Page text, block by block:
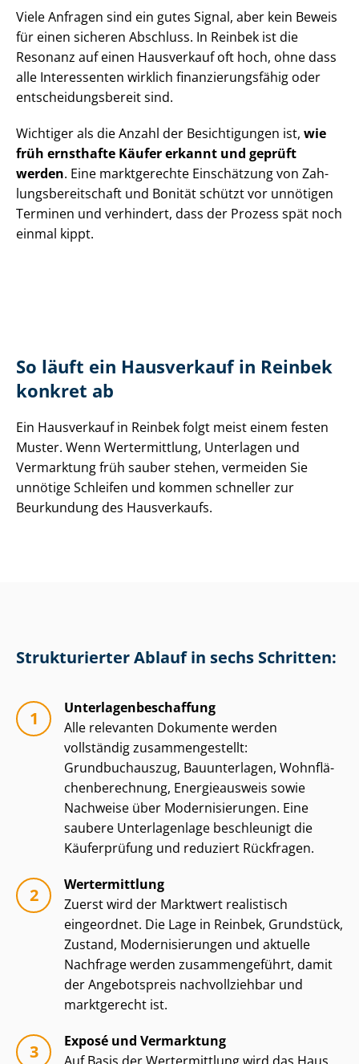
Viele Anfragen sind ein gutes Signal, aber kein Beweis
für einen sicheren Abschluss. In Reinbek ist die
Resonanz auf einen Hausverkauf oft hoch, ohne dass
alle Interessenten wirklich fi­nan­zie­rungs­fä­hig oder
ent­schei­dungs­be­reit sind.
Wichtiger als die Anzahl der Besichtigungen ist, wie
früh ernsthafte Käufer erkannt und geprüft
werden. Eine marktgerechte Einschätzung von Zah­
lungs­be­reit­schaft und Bonität schützt vor unnötigen
Terminen und verhindert, dass der Prozess spät noch
einmal kippt.
So läuft ein Hausverkauf in Reinbek
konkret ab
Ein Hausverkauf in Reinbek folgt meist einem festen
Muster. Wenn Wertermittlung, Unterlagen und
Vermarktung früh sauber stehen, vermeiden Sie
unnötige Schleifen und kommen schneller zur
Beurkundung des Hausverkaufs.
Strukturierter Ablauf in sechs Schritten:
Un­ter­la­gen­be­schaf­fung
Alle relevanten Dokumente werden
vollständig zu­sam­men­ge­stellt:
Grundbuchauszug, Bauunterlagen, Wohn­flä­
chen­be­rech­nung, Energieausweis sowie
Nachweise über Mo­der­ni­sie­run­gen. Eine
saubere Unterlagenlage beschleunigt die
Käuferprüfung und reduziert Rückfragen.
Wertermittlung
Zuerst wird der Marktwert realistisch
eingeordnet. Die Lage in Reinbek, Grundstück,
Zustand, Mo­der­ni­sie­run­gen und aktuelle
Nachfrage werden zusammengeführt, damit
der Angebotspreis nachvollziehbar und
marktgerecht ist.
Exposé und Vermarktung